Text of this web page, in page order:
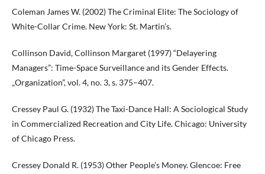
Coleman James W. (2002) The Criminal Elite: The Sociology of
White-Collar Crime. New York: St. Martin’s.
Collinson David, Collinson Margaret (1997) “Delayering
Managers”: Time-Space Surveillance and its Gender Effects.
„Organization”, vol. 4, no. 3, s. 375–407.
Cressey Paul G. (1932) The Taxi-Dance Hall: A Sociological Study
in Commercialized Recreation and City Life. Chicago: University
of Chicago Press.
Cressey Donald R. (1953) Other People’s Money. Glencoe: Free